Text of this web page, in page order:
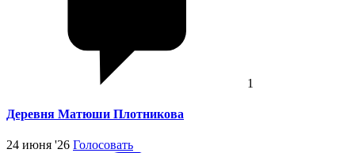
1
Деревня Матюши Плотникова
24 июня '26 Голосовать